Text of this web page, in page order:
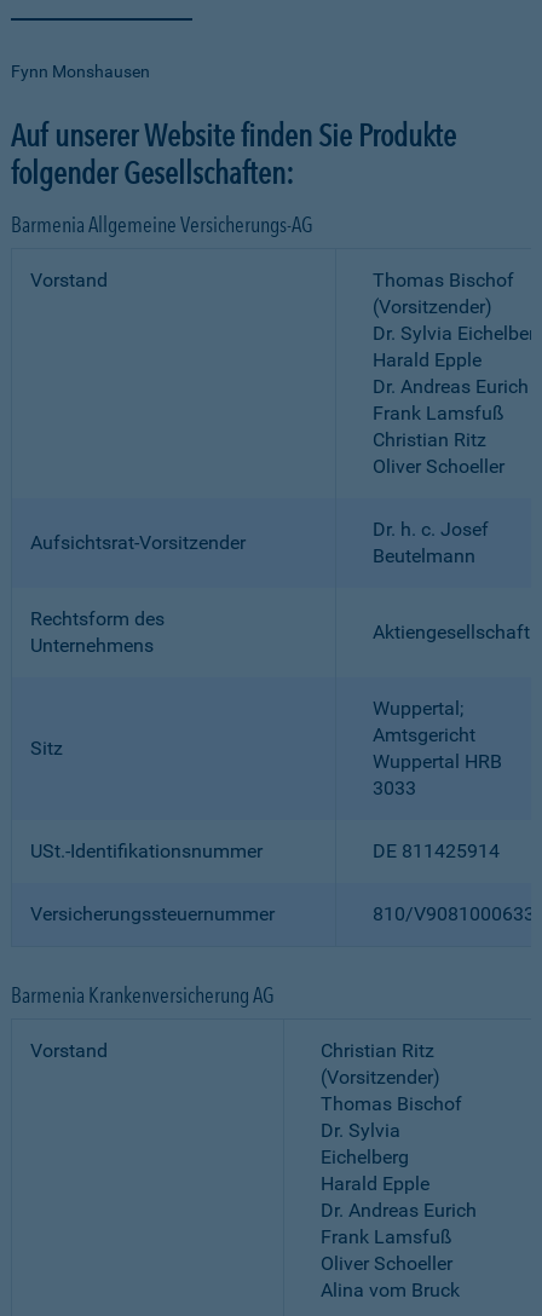
Fynn Monshausen
Auf unserer Website finden Sie Produkte
folgender Gesellschaften:
Barmenia Allgemeine Versicherungs-AG
Vorstand
Thomas Bischof
(Vorsitzender)
Dr. Sylvia
Harald Epple
Dr. Andreas Eurich
Frank Lamsfuß
Christian Ritz
Oliver Schoeller
Aufsichtsrat-Vorsitzender
Dr. h. c. Josef
Beutelmann
Rechtsform des
Unternehmens
Aktiengesellschaft
Sitz
Wuppertal;
Amtsgericht
Wuppertal HRB
3033
USt.-Identifikationsnummer DE 811425914
Versicherungssteuernummer 810/
Barmenia Krankenversicherung AG
Vorstand
Christian Ritz
(Vorsitzender)
Thomas Bischof
Dr. Sylvia
Eichelberg
Harald Epple
Dr. Andreas Eurich
Frank Lamsfuß
Oliver Schoeller
Alina vom Bruck